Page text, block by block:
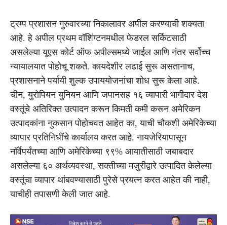
ट्रम्प प्रशासन गुरुवारच्या निकालावर अपील करण्याची शक्यता
आहे. हे अपील प्रथम वॉशिंग्टनमधील फेडरल सर्किटसाठी
असलेल्या यूएस कोर्ट ऑफ अपील्समध्ये जाईल आणि नंतर सर्वोच्च
न्यायालयात पोहोचू शकते. कायदेशीर लढाई सुरू असतानाच,
प्रशासनाने पर्यायी शुल्क उपाययोजनांचा शोध सुरू केला आहे.
चीन, युरोपियन युनियन आणि जपानसह १६ व्यापारी भागीदार देश
वस्तूंचे अतिरिक्त उत्पादन करून किमती कमी करून अमेरिकन
उत्पादकांना नुकसान पोहोचवत आहेत का, याची चौकशी अमेरिकेच्या
व्यापार प्रतिनिधींचे कार्यालय करत आहे. नायजेरियापासून
नॉर्वेपर्यंतच्या आणि अमेरिकेच्या ९९% आयातीसाठी जबाबदार
असलेल्या ६० अर्थव्यवस्था, सक्तीच्या मजुरीद्वारे उत्पादित केलेल्या
वस्तूंचा व्यापार थांबवण्यासाठी पुरेसे प्रयत्न करत आहेत की नाही,
याचीही तपासणी केली जात आहे.